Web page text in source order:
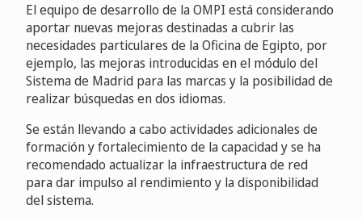
El equipo de desarrollo de la OMPI está considerando
aportar nuevas mejoras destinadas a cubrir las
necesidades particulares de la Oficina de Egipto, por
ejemplo, las mejoras introducidas en el módulo del
Sistema de Madrid para las marcas y la posibilidad de
realizar búsquedas en dos idiomas.
Se están llevando a cabo actividades adicionales de
formación y fortalecimiento de la capacidad y se ha
recomendado actualizar la infraestructura de red
para dar impulso al rendimiento y la disponibilidad
del sistema.